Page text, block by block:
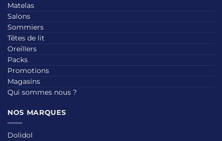
Matelas
Salons
Sommiers
Têtes de lit
Oreillers
Packs
Promotions
Magasins
Qui sommes nous ?
NOS MARQUES
Dolidol